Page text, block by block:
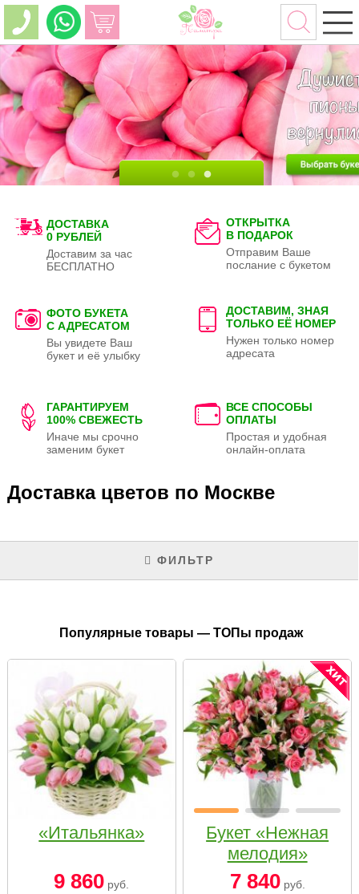
ДОСТАВКА
0 РУБЛЕЙ
Доставим за час
БЕСПЛАТНО
ОТКРЫТКА
В ПОДАРОК
Отправим Ваше
послание с букетом
ФОТО БУКЕТА
С АДРЕСАТОМ
Вы увидете Ваш
букет и её улыбку
ДОСТАВИМ, ЗНАЯ
ТОЛЬКО ЕЁ НОМЕР
Нужен только номер
адресата
ГАРАНТИРУЕМ
100% СВЕЖЕСТЬ
Иначе мы срочно
заменим букет
ВСЕ СПОСОБЫ
ОПЛАТЫ
Простая и удобная
онлайн-оплата
Доставка цветов по Москве
ФИЛЬТР
Популярные товары — ТОПы продаж
«Итальянка»
9 860 руб.
Букет «Нежная
мелодия»
7 840руб.